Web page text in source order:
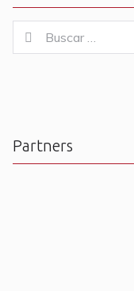
for:
Buscar
Partners